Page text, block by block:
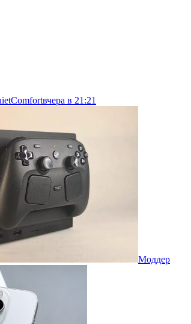
вчера в 21:21
Моддер